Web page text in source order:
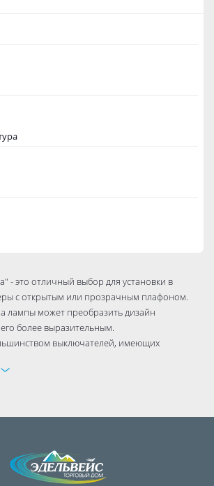
- это отличный выбор для установки в
с открытым или прозрачным плафоном.
лампы может преобразить дизайн
более выразительным.
выключателей, имеющих
освещения (диммерами).